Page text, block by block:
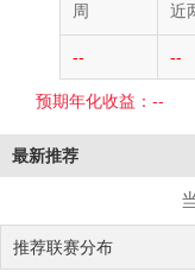
周 近
-- --
预期年化收益：--
最新推荐
推荐联赛分布